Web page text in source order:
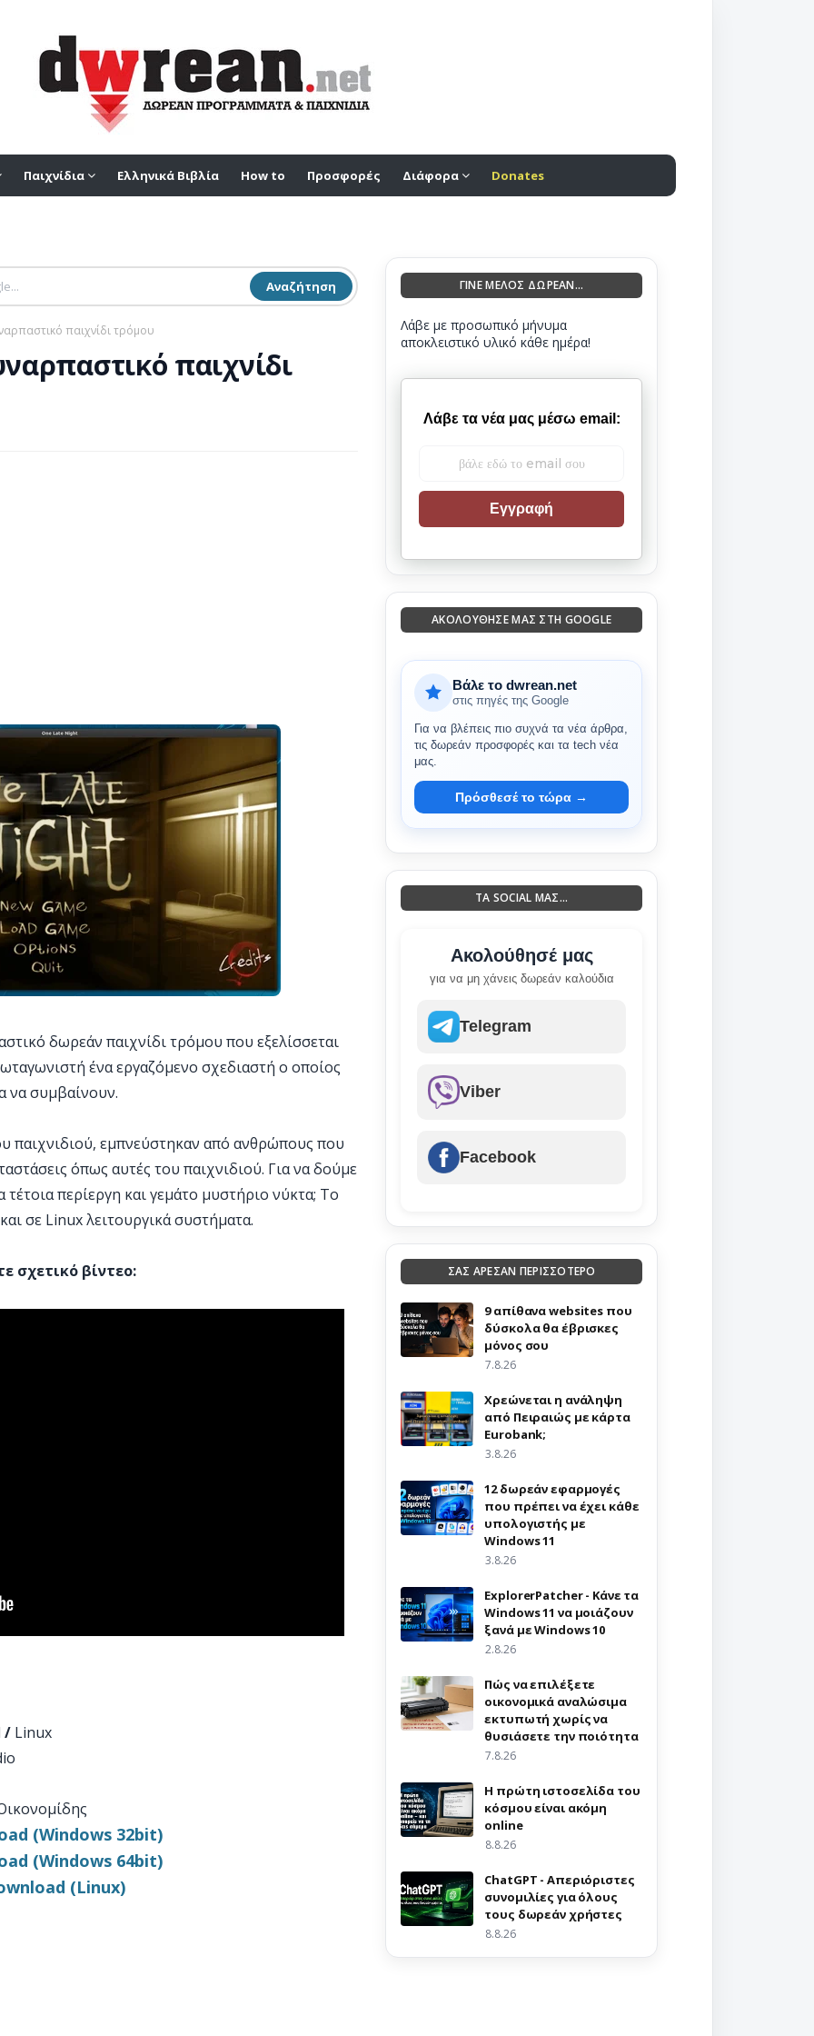
Παιχνίδια Ελληνικά Βιβλία How to Προσφορές Διάφορα Donates
Αναζήτηση
παιχνίδι τρόμου
παιχνίδι
δωρεάν παιχνίδι τρόμου που εξελίσσεται
ένα εργαζόμενο σχεδιαστή ο οποίος
να συμβαίνουν.
παιχνιδιού, εμπνεύστηκαν από ανθρώπους που
όπως αυτές του παιχνιδιού. Για να δούμε
τέτοια περίεργη και γεμάτο μυστήριο νύκτα; Το
σε Linux λειτουργικά συστήματα.
σχετικό βίντεο:
/ Linux
(Windows 32bit)
(Windows 64bit)
(Linux)
ΓΙΝΕ ΜΕΛΟΣ ΔΩΡΕΑΝ...
Λάβε με προσωπικό μήνυμα
αποκλειστικό υλικό κάθε ημέρα!
Λάβε τα νέα μας μέσω email:
Εγγραφή
ΑΚΟΛΟΎΘΗΣΈ ΜΑΣ ΣΤΗ GOOGLE
Βάλε το dwrean.net
στις πηγές της Google
Για να βλέπεις πιο συχνά τα νέα άρθρα,
τις δωρεάν προσφορές και τα tech νέα
μας.
Πρόσθεσέ το τώρα →
ΤΑ SOCIAL ΜΑΣ...
Ακολούθησέ μας
για να μη χάνεις δωρεάν καλούδια
Telegram
Viber
Facebook
ΣΑΣ ΑΡΕΣΑΝ ΠΕΡΙΣΣΟΤΕΡΟ
9 απίθανα websites που
δύσκολα θα έβρισκες
μόνος σου
7.8.26
Χρεώνεται η ανάληψη
από Πειραιώς με κάρτα
Eurobank;
3.8.26
12 δωρεάν εφαρμογές
που πρέπει να έχει κάθε
υπολογιστής με
Windows 11
3.8.26
ExplorerPatcher - Κάνε τα
Windows 11 να μοιάζουν
ξανά με Windows 10
2.8.26
Πώς να επιλέξετε
οικονομικά αναλώσιμα
εκτυπωτή χωρίς να
θυσιάσετε την ποιότητα
7.8.26
Η πρώτη ιστοσελίδα του
κόσμου είναι ακόμη
online
8.8.26
ChatGPT - Απεριόριστες
συνομιλίες για όλους
τους δωρεάν χρήστες
8.8.26